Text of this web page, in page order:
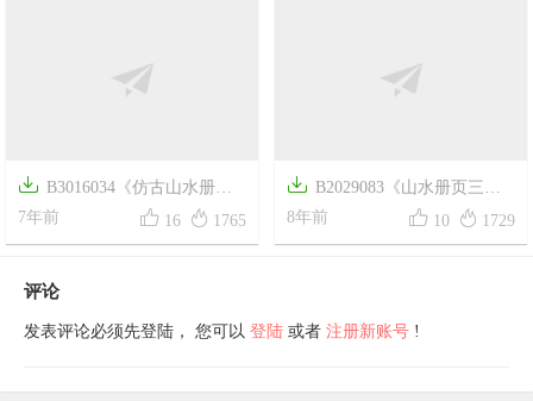
 B3016034《仿古山水册页
一》明代画家董其昌高清作品
7年前  16  1765
 B2029083《山水册页三》
清代画家龚贤高清作品
8年前  10  1729
评论
发表评论必须先登陆， 您可以 登陆 或者 注册新账号 !